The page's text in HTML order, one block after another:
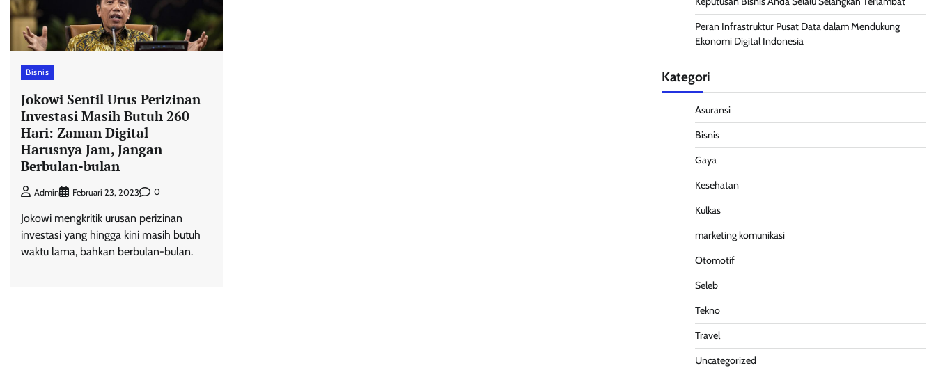
Bisnis
Jokowi Sentil Urus Perizinan
Investasi Masih Butuh 260
Hari: Zaman Digital
Harusnya Jam, Jangan
Berbulan-bulan
Admin Februari 23, 2023 0
Jokowi mengkritik urusan perizinan
investasi yang hingga kini masih butuh
waktu lama, bahkan berbulan-bulan.
Peran Infrastruktur Pusat Data dalam Mendukung
Ekonomi Digital Indonesia
Kategori
Asuransi
Bisnis
Gaya
Kesehatan
Kulkas
marketing komunikasi
Otomotif
Seleb
Tekno
Travel
Uncategorized